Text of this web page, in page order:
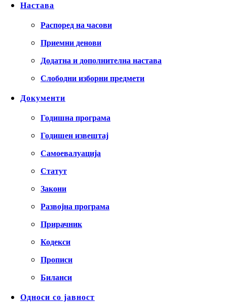
Настава
Распоред на часови
Приемни денови
Додатна и дополнителна настава
Слободни изборни предмети
Документи
Годишна програма
Годишен извештај
Самоевалуација
Статут
Закони
Развојна програма
Прирачник
Кодекси
Прописи
Биланси
Односи со јавност